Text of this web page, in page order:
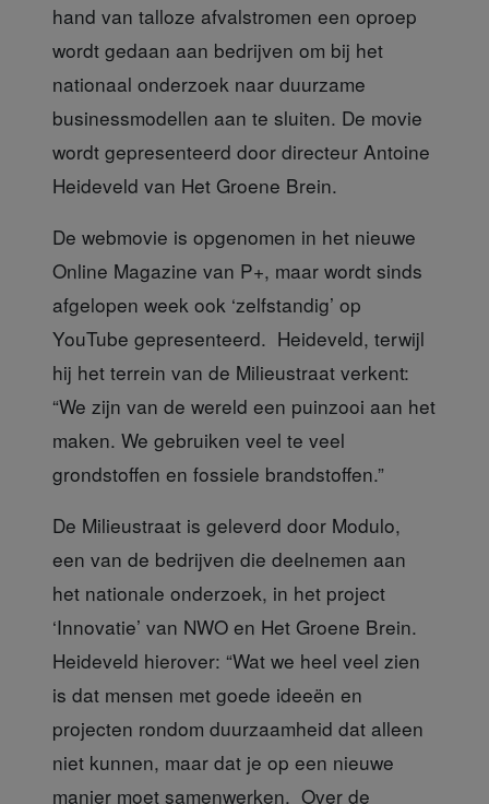
hand van talloze afvalstromen een oproep
wordt gedaan aan bedrijven om bij het
nationaal onderzoek naar duurzame
businessmodellen aan te sluiten. De movie
wordt gepresenteerd door directeur Antoine
Heideveld van Het Groene Brein.
De webmovie is opgenomen in het nieuwe
Online Magazine van P+, maar wordt sinds
afgelopen week ook ‘zelfstandig’ op
YouTube gepresenteerd. Heideveld, terwijl
hij het terrein van de Milieustraat verkent:
“We zijn van de wereld een puinzooi aan het
maken. We gebruiken veel te veel
grondstoffen en fossiele brandstoffen.”
De Milieustraat is geleverd door Modulo,
een van de bedrijven die deelnemen aan
het nationale onderzoek, in het project
‘Innovatie’ van NWO en Het Groene Brein.
Heideveld hierover: “Wat we heel veel zien
is dat mensen met goede ideeën en
projecten rondom duurzaamheid dat alleen
niet kunnen, maar dat je op een nieuwe
manier moet samenwerken. Over de